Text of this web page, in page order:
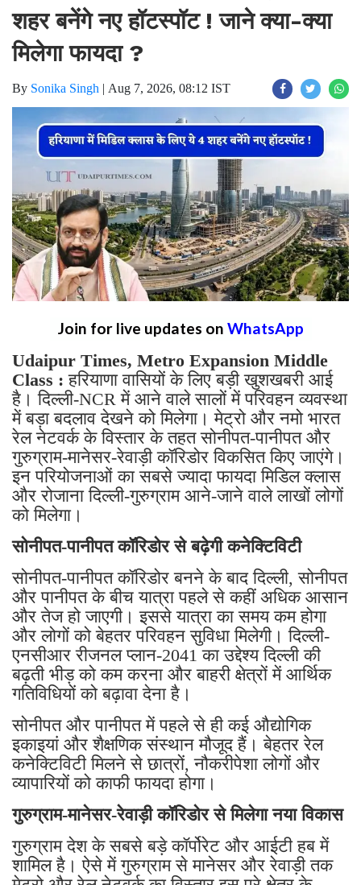
शहर बनेंगे नए हॉटस्पॉट ! जाने क्या-क्या
मिलेगा फायदा ?
By Sonika Singh | Aug 7, 2026, 08:12 IST
Join for live updates on WhatsApp
Udaipur Times, Metro Expansion Middle
Class :हरियाणा वासियों के लिए बड़ी खुशखबरी आई
है। दिल्ली-NCR में आने वाले सालों में परिवहन व्यवस्था
में बड़ा बदलाव देखने को मिलेगा। मेट्रो और नमो भारत
रेल नेटवर्क के विस्तार के तहत सोनीपत-पानीपत और
गुरुग्राम-मानेसर-रेवाड़ी कॉरिडोर विकसित किए जाएंगे।
इन परियोजनाओं का सबसे ज्यादा फायदा मिडिल क्लास
और रोजाना दिल्ली-गुरुग्राम आने-जाने वाले लाखों लोगों
को मिलेगा।
सोनीपत-पानीपत कॉरिडोर से बढ़ेगी कनेक्टिविटी
सोनीपत-पानीपत कॉरिडोर बनने के बाद दिल्ली, सोनीपत
और पानीपत के बीच यात्रा पहले से कहीं अधिक आसान
और तेज हो जाएगी। इससे यात्रा का समय कम होगा
और लोगों को बेहतर परिवहन सुविधा मिलेगी। दिल्ली-
एनसीआर रीजनल प्लान-2041 का उद्देश्य दिल्ली की
बढ़ती भीड़ को कम करना और बाहरी क्षेत्रों में आर्थिक
गतिविधियों को बढ़ावा देना है।
सोनीपत और पानीपत में पहले से ही कई औद्योगिक
इकाइयां और शैक्षणिक संस्थान मौजूद हैं। बेहतर रेल
कनेक्टिविटी मिलने से छात्रों, नौकरीपेशा लोगों और
व्यापारियों को काफी फायदा होगा।
गुरुग्राम-मानेसर-रेवाड़ी कॉरिडोर से मिलेगा नया विकास
गुरुग्राम देश के सबसे बड़े कॉर्पोरेट और आईटी हब में
शामिल है। ऐसे में गुरुग्राम से मानेसर और रेवाड़ी तक